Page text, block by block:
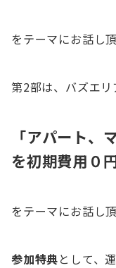
をテーマにお話し頂
第2部は、バズエ
「アパート、
を初期費用０
をテーマにお話し頂
参加特典として、